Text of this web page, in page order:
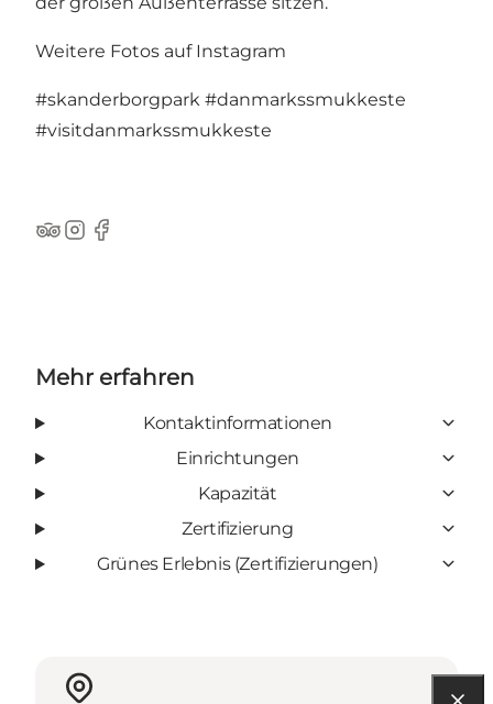
Weitere Fotos auf Instagram
#skanderborgpark #danmarkssmukkeste
#visitdanmarkssmukkeste
TripAdvisor
Instagram
Facebook
Mehr erfahren
Kontaktinformationen
Einrichtungen
Kapazität
Zertifizierung
Grünes Erlebnis (Zertifizierungen)